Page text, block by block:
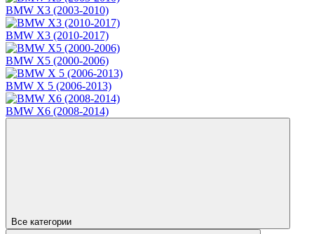
BMW X3 (2003-2010)
BMW X3 (2010-2017)
BMW X5 (2000-2006)
BMW X 5 (2006-2013)
BMW X6 (2008-2014)
Все категории